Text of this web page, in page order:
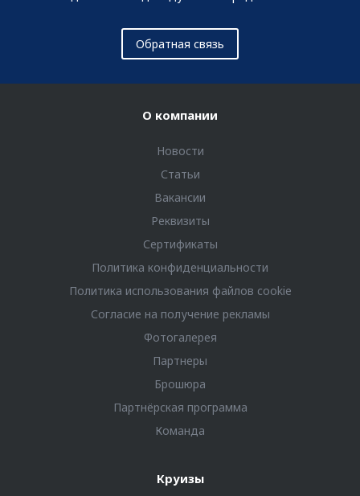
Обратная связь
О компании
Новости
Статьи
Вакансии
Реквизиты
Сертификаты
Политика конфиденциальности
Политика использования файлов cookie
Согласие на получение рекламы
Фотогалерея
Партнеры
Брошюра
Партнёрская программа
Команда
Круизы